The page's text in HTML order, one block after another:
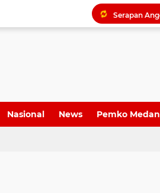
Nasional News Pemko Medan